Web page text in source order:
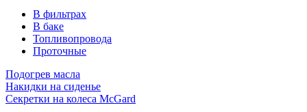
В фильтрах
В баке
Топливопровода
Проточные
Подогрев масла
Накидки на сиденье
Секретки на колеса McGard